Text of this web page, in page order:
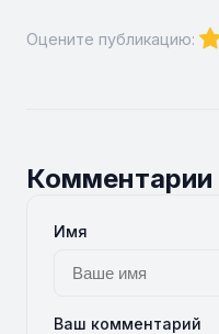
Оцените публикацию:
Комментарии
Имя
Ваш комментарий